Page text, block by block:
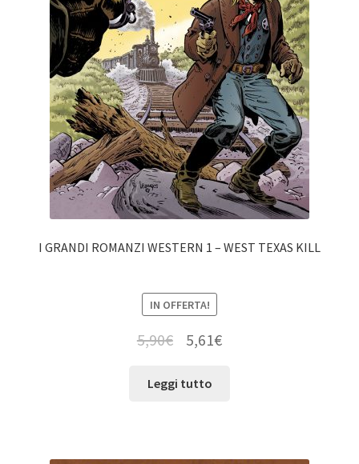
I GRANDI ROMANZI WESTERN 1 – WEST TEXAS KILL
IN OFFERTA!
5,90€ 5,61€
Leggi tutto